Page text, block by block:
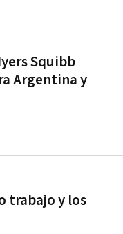
Squibb
Argentina y
trabajo y los